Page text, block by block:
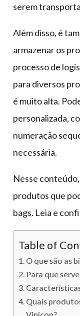
serem
Além disso, é
armazenar os
processo de
para diversos
é muito alta.
personalizada,
numeração
necessária.
Nesse
produtos que
bags. Leia e
Table of
O que são as
Para que
Quais